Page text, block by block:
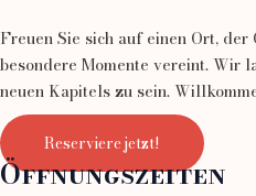
Freuen Sie sich auf einen Ort, der
besondere Momente vereint. Wir
neuen Kapitels zu sein.
Reserviere jetzt!
Öffnungszeiten